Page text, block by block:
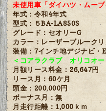
未使用車「ダイハツ・ムー
年式：令和4年式
型式：５BA-LA850S
グレード：セオリーG
カラー：レーザーブルーク
装備：7インチ地デジナビ・
＜コアラクラブ オリコオ
月額リース料金：26,647円
リース月：60ケ月
頭金：200,000円
ボーナス月：無
月走行距離：1,000ｋｍ